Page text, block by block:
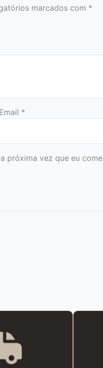
marcados com *
Email *
próxima vez que eu